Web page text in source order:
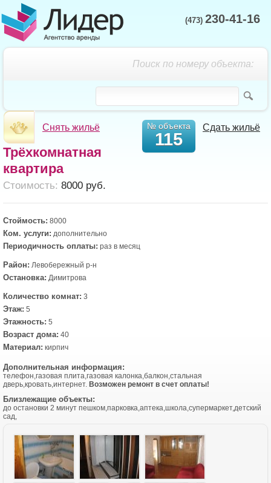
(473) 230-41-16
Поиск по номеру объекта:
Снять жильё Сдать жильё
№ объекта
115
Трёхкомнатная
квартира
Cтоимость: 8000 руб.
Стоймость: 8000
Ком. услуги: дополнительно
Периодичность оплаты: раз в месяц
Район: Левобережный р-н
Остановка: Димитрова
Количество комнат: 3
Этаж: 5
Этажность: 5
Возраст дома: 40
Материал: кирпич
Дополнительная информация:
телефон,газовая плита,газовая калонка,балкон,стальная
дверь,кровать,интернет. Возможен ремонт в счет оплаты!
Близлежащие объекты:
до остановки 2 минут пешком,парковка,аптека,школа,супермаркет,детский
сад,